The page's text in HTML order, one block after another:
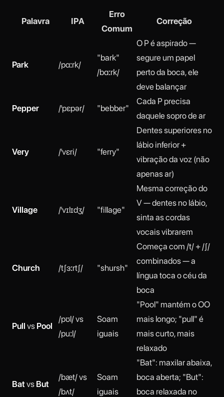
Palavra IPA
Erro
Comum
Correção
Park /pɑːrk/
"bark"
/bɑːrk/
O P é aspirado —
segure um papel
perto da boca, ele
deve balançar
Pepper /ˈpɛpər/ "bebber"
Cada P precisa
daquele sopro de ar
Very /ˈvɛri/ "ferry"
Dentes superiores no
lábio inferior +
vibração da voz (não
apenas ar)
Village /ˈvɪlɪdʒ/ "fillage"
Mesma correção do
V — dentes no lábio,
sinta as cordas
vocais vibrarem
Church /tʃɜːrtʃ/ "shursh"
Começa com /t/ + /ʃ/
combinados — a
língua toca o céu da
boca
Pull vs Pool
/pʊl/ vs
/puːl/
Soam
iguais
"Pool" mantém o OO
mais longo; "pull" é
mais curto, mais
relaxado
Batvs But
/bæt/ vs
/bʌt/
Soam
iguais
"Bat": maxilar abaixa,
boca aberta; "But":
boca relaxada no